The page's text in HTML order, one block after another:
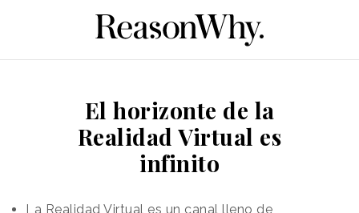
El horizonte de la
Realidad Virtual es
infinito
La Realidad Virtual es un canal lleno de